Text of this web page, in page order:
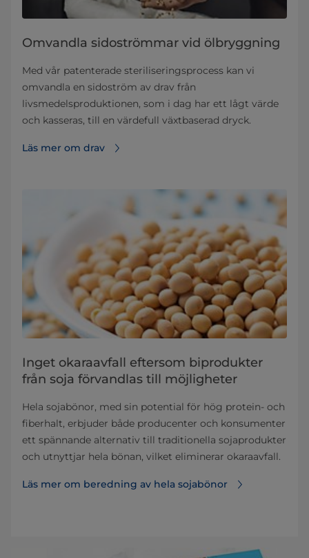
Omvandla sidoströmmar vid ölbryggning
Med vår patenterade steriliseringsprocess kan vi
omvandla en sidoström av drav från
livsmedelsproduktionen, som i dag har ett lågt värde
och kasseras, till en värdefull växtbaserad dryck.
Läs mer om drav
Inget okaraavfall eftersom biprodukter
från soja förvandlas till möjligheter
Hela sojabönor, med sin potential för hög protein- och
fiberhalt, erbjuder både producenter och konsumenter
ett spännande alternativ till traditionella sojaprodukter
och utnyttjar hela bönan, vilket eliminerar okaraavfall.
Läs mer om beredning av hela sojabönor